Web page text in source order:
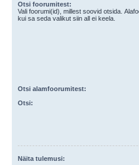
Otsi foorumitest:
Vali foorumi(id), millest soovid otsida.
kui sa seda valikut siin all ei keela.
Otsi alamfoorumitest:
Otsi:
Näita tulemusi: